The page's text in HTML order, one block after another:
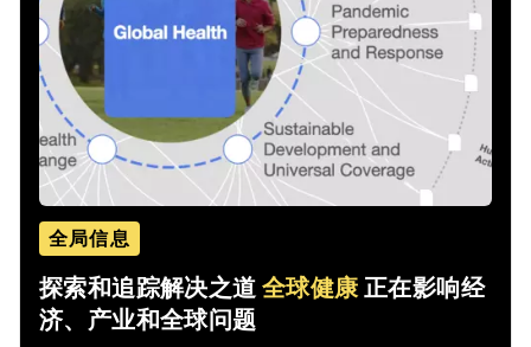
全局信息
探索和追踪解决之道全球健康正在影响经
济、产业和全球问题